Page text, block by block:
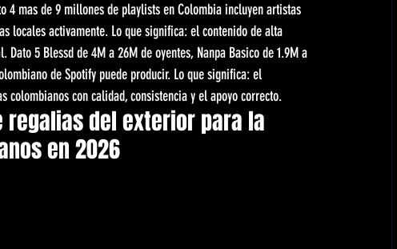
4 mas de 9 millones de playlists en Colombia incluyen artistas
locales activamente. Lo que significa: el contenido de alta
5 Blessd de 4M a 26M de oyentes, Nanpa Basico de 1.9M a
de Spotify puede producir. Lo que significa: el
con calidad, consistencia y el apoyo correcto.
del exterior para la
en 2026